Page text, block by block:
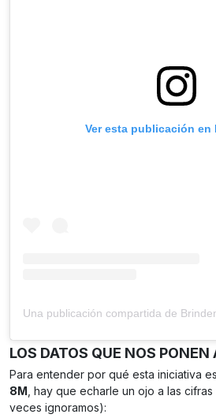
Ver esta publicación en
LOS DATOS QUE NOS PONEN
Para entender por qué esta iniciativa
8M , hay que echarle un ojo a las
veces ignoramos):